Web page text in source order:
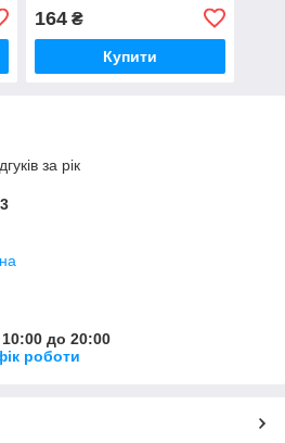
CAMEREA iC227
164₴
Купити
за рік
до 20:00
роботи